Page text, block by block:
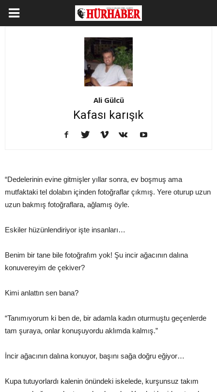
Ali Gülcü
Kafası karışık
“Dedelerinin evine gitmişler yıllar sonra, ev boşmuş ama
mutfaktaki tel dolabın içinden fotoğraflar çıkmış. Yere oturup uzun
uzun bakmış fotoğraflara, ağlamış öyle.
Eskiler hüzünlendiriyor işte insanları…
Benim bir tane bile fotoğrafım yok! Şu incir ağacının dalına
konuvereyim de çekiver?
Kimi anlattın sen bana?
“Tanımıyorum ki ben de, bir adamla kadın oturmuştu geçenlerde
tam şuraya, onlar konuşuyordu aklımda kalmış.”
İncir ağacının dalına konuyor, başını sağa doğru eğiyor…
Kupa tutuyorlardı kalenin önündeki iskelede, kurşunsuz takım